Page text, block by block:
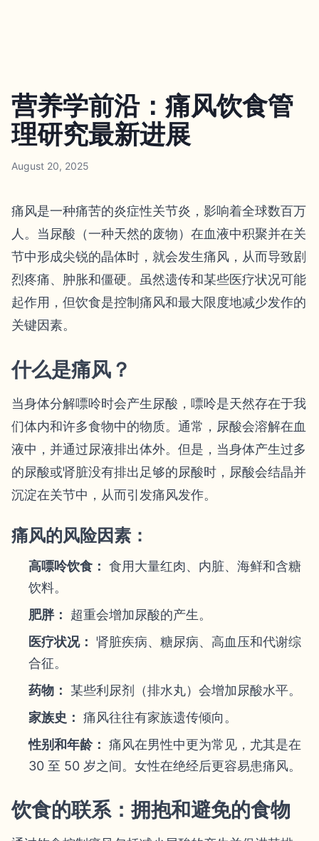
营养学前沿：痛风饮食管
理研究最新进展
August 20, 2025
痛风是一种痛苦的炎症性关节炎，影响着全球数百万
人。当尿酸（一种天然的废物）在血液中积聚并在关
节中形成尖锐的晶体时，就会发生痛风，从而导致剧
烈疼痛、肿胀和僵硬。虽然遗传和某些医疗状况可能
起作用，但饮食是控制痛风和最大限度地减少发作的
关键因素。
什么是痛风？
当身体分解嘌呤时会产生尿酸，嘌呤是天然存在于我
们体内和许多食物中的物质。通常，尿酸会溶解在血
液中，并通过尿液排出体外。但是，当身体产生过多
的尿酸或肾脏没有排出足够的尿酸时，尿酸会结晶并
沉淀在关节中，从而引发痛风发作。
痛风的风险因素：
高嘌呤饮食： 食用大量红肉、内脏、海鲜和含糖
饮料。
肥胖：
超重会增加尿酸的产生。
医疗状况： 肾脏疾病、糖尿病、高血压和代谢综
合征。
药物：
某些利尿剂（排水丸）会增加尿酸水平。
家族史： 痛风往往有家族遗传倾向。
性别和年龄： 痛风在男性中更为常见，尤其是在
30 至 50 岁之间。女性在绝经后更容易患痛风。
饮食的联系：拥抱和避免的食物